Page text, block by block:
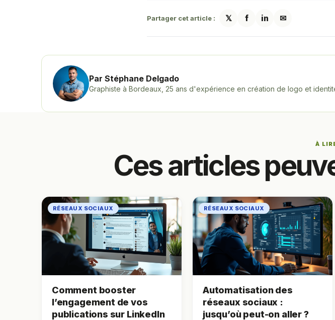
Partager cet article : 𝕏 f in ✉
Par Stéphane Delgado
Graphiste à Bordeaux, 25 ans d'expérience en création de logo et
À
Ces articles
RÉSEAUX SOCIAUX
Comment booster
l’engagement de vos
publications sur LinkedIn
RÉSEAUX SOCIAUX
Automatisation des
réseaux sociaux :
jusqu’où peut-on aller ?